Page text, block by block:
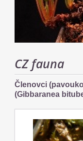
CZ fauna
Členovci
(Gibbaranea